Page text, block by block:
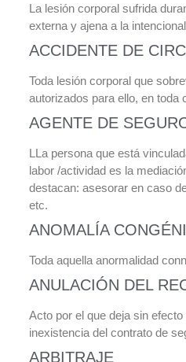
La lesión corporal sufrida
externa y ajena a la
ACCIDENTE DE
Toda lesión corporal que
autorizados para ello, en toda
AGENTE DE
LLa persona que está
labor /actividad es la
destacan: asesorar en caso
etc.
ANOMALÍA
Toda aquella anormalidad
ANULACIÓN DEL
Acto por el que deja sin
inexistencia del contrato de
ARBITRAJE